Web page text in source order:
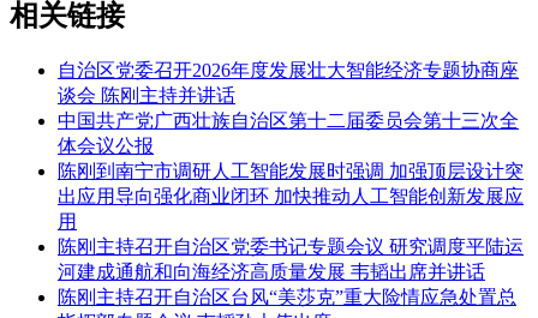
相关链接
自治区党委召开2026年度发展壮大智能经济专题协商座
谈会 陈刚主持并讲话
中国共产党广西壮族自治区第十二届委员会第十三次全
体会议公报
陈刚到南宁市调研人工智能发展时强调 加强顶层设计突
出应用导向强化商业闭环 加快推动人工智能创新发展应
用
陈刚主持召开自治区党委书记专题会议 研究调度平陆运
河建成通航和向海经济高质量发展 韦韬出席并讲话
陈刚主持召开自治区台风“美莎克”重大险情应急处置总